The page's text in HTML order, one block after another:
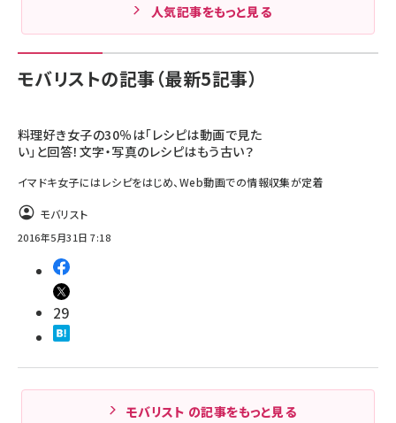
人気記事をもっと見る
モバリストの記事（最新5記事）
料理好き女子の30％は「レシピは動画で見た
い」と回答！文字・写真のレシピはもう古い？
イマドキ女子にはレシピをはじめ、Web動画での情報収集が定着
モバリスト
2016年5月31日 7:18
29
モバリスト の記事をもっと見る